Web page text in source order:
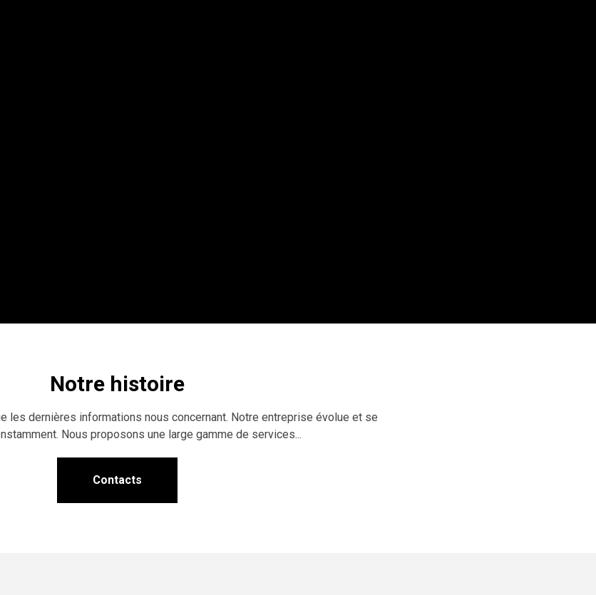
Notre histoire
les dernières informations nous concernant. Notre entreprise évolue et se
Nous proposons une large gamme de services...
Contacts